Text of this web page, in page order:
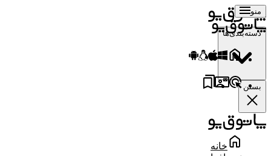
منو
دسته‌بندی‌ها
بستن
خانه